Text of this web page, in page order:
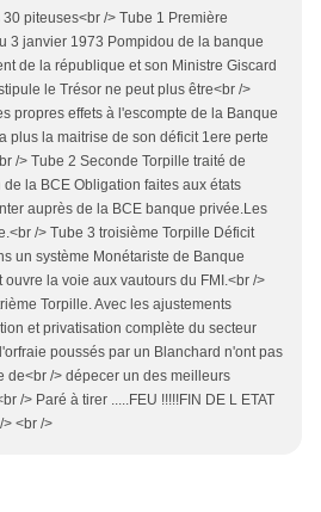
piteuses<br /> Tube 1 Première
3 janvier 1973 Pompidou de la banque
de la république et son Ministre Giscard
le Trésor ne peut plus être<br />
propres effets à l'escompte de la Banque
plus la maitrise de son déficit 1ere perte
/> Tube 2 Seconde Torpille traité de
de la BCE Obligation faites aux états
auprès de la BCE banque privée.Les
/> Tube 3 troisième Torpille Déficit
un système Monétariste de Banque
ouvre la voie aux vautours du FMI.<br />
Torpille. Avec les ajustements
et privatisation complète du secteur
poussés par un Blanchard n'ont pas
de<br /> dépecer un des meilleurs
/> Paré à tirer .....FEU !!!!!FIN DE L ETAT
> <br />